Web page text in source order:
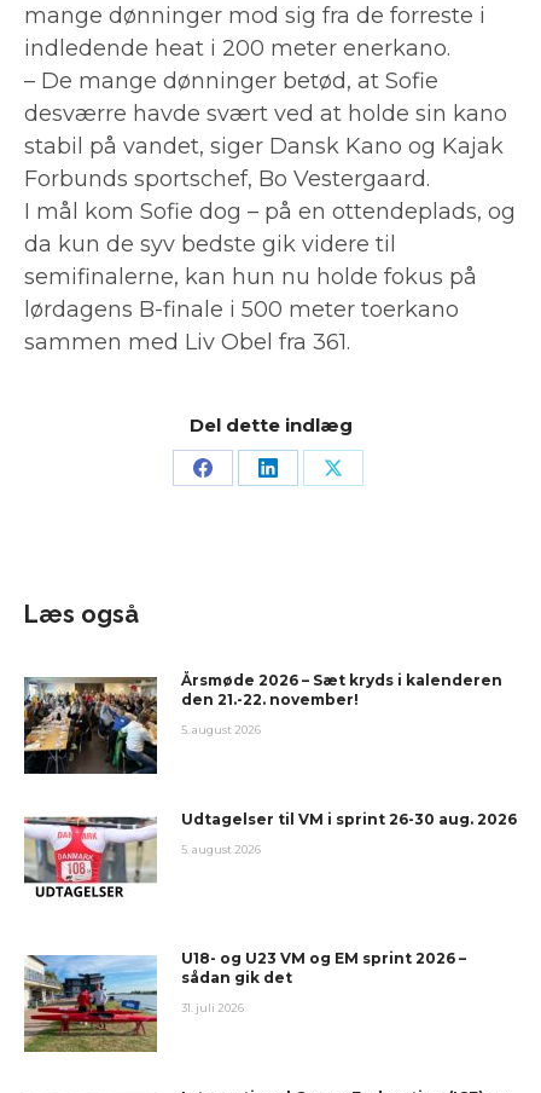
mange dønninger mod sig fra de forreste i
indledende heat i 200 meter enerkano.
– De mange dønninger betød, at Sofie
desværre havde svært ved at holde sin kano
stabil på vandet, siger Dansk Kano og Kajak
Forbunds sportschef, Bo Vestergaard.
I mål kom Sofie dog – på en ottendeplads, og
da kun de syv bedste gik videre til
semifinalerne, kan hun nu holde fokus på
lørdagens B-finale i 500 meter toerkano
sammen med Liv Obel fra 361.
Del dette indlæg
Læs også
Årsmøde 2026 – Sæt kryds i kalenderen
den 21.-22. november!
5. august 2026
Udtagelser til VM i sprint 26-30 aug. 2026
5. august 2026
U18- og U23 VM og EM sprint 2026 –
sådan gik det
31. juli 2026